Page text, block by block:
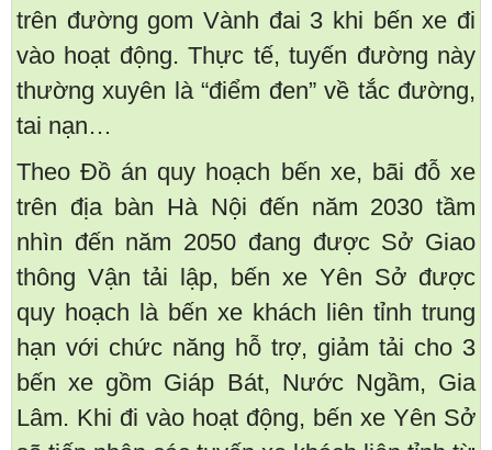
trên đường gom Vành đai 3 khi bến xe đi
vào hoạt động. Thực tế, tuyến đường này
thường xuyên là “điểm đen” về tắc đường,
tai nạn…
Theo Đồ án quy hoạch bến xe, bãi đỗ xe
trên địa bàn Hà Nội đến năm 2030 tầm
nhìn đến năm 2050 đang được Sở Giao
thông Vận tải lập, bến xe Yên Sở được
quy hoạch là bến xe khách liên tỉnh trung
hạn với chức năng hỗ trợ, giảm tải cho 3
bến xe gồm Giáp Bát, Nước Ngầm, Gia
Lâm. Khi đi vào hoạt động, bến xe Yên Sở